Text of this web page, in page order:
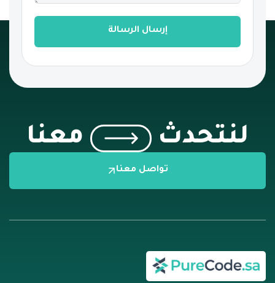
إرسال الرسالة
لنتحدث معنا
تواصل معنا